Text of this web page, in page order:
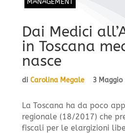
MANAGEMENT
Dai Medici
in Toscana
nasce
di Carolina Megale 3 Maggio
La Toscana ha da poco
regionale (18/2017) che
fiscali per le elargizioni